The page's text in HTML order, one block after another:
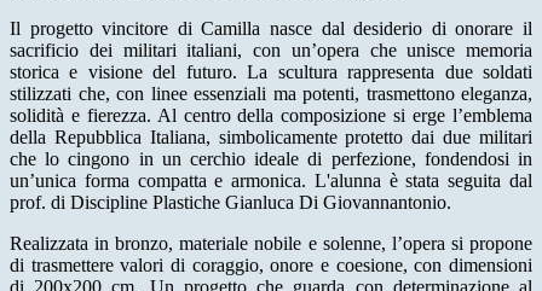
Il progetto vincitore di Camilla nasce dal desiderio di onorare il
sacrificio dei militari italiani, con un’opera che unisce memoria
storica e visione del futuro. La scultura rappresenta due soldati
stilizzati che, con linee essenziali ma potenti, trasmettono eleganza,
solidità e fierezza. Al centro della composizione si erge l’emblema
della Repubblica Italiana, simbolicamente protetto dai due militari
che lo cingono in un cerchio ideale di perfezione, fondendosi in
un’unica forma compatta e armonica. L'alunna è stata seguita dal
prof. di Discipline Plastiche Gianluca Di Giovannantonio.
Realizzata in bronzo, materiale nobile e solenne, l’opera si propone
di trasmettere valori di coraggio, onore e coesione, con dimensioni